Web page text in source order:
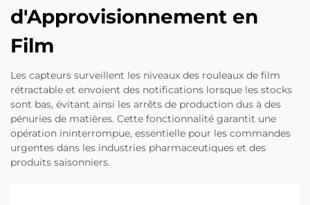
d'Approvisionnement en
Film
Les capteurs surveillent les niveaux des rouleaux de film
rétractable et envoient des notifications lorsque les stocks
sont bas, évitant ainsi les arrêts de production dus à des
pénuries de matières. Cette fonctionnalité garantit une
opération ininterrompue, essentielle pour les commandes
urgentes dans les industries pharmaceutiques et des
produits saisonniers.